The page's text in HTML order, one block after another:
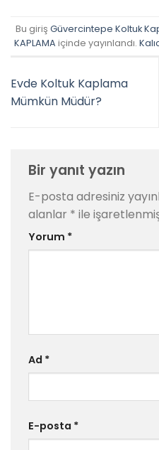
Bu giriş Güvercintepe Koltuk
KAPLAMA içinde yayınlandı.
Evde Koltuk Kaplama
Mümkün Müdür?
Bir yanıt yazın
E-posta adresiniz
alanlar * ile
Yorum *
Ad *
E-posta *